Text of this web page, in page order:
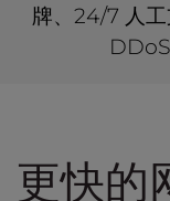
牌、24/7 人
更快的